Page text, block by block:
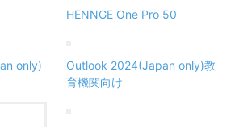
HENNGE One Pro 50
only)
Outlook 2024(Japan only)教
育機関向け